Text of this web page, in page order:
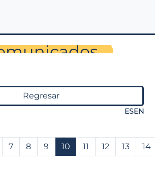
de Prensa
Regresar
ESEN
7 8 9 10 11 12 13 14